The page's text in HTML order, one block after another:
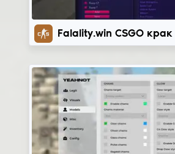
Falality.win CSGO крак